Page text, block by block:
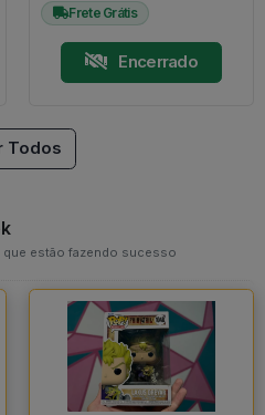
Frete Grátis
Encerrado
Todos
estão fazendo sucesso